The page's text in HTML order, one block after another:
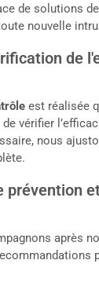
de solutions
nouvelle
de
est réalisée
de vérifier
nous
prévention
après